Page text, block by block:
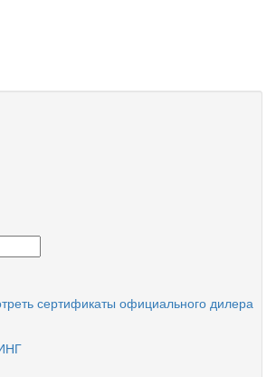
сертификаты официального дилера